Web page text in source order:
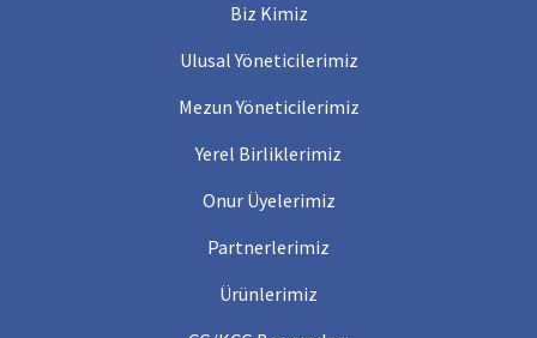
Biz Kimiz
Ulusal Yöneticilerimiz
Mezun Yöneticilerimiz
Yerel Birliklerimiz
Onur Üyelerimiz
Partnerlerimiz
Ürünlerimiz